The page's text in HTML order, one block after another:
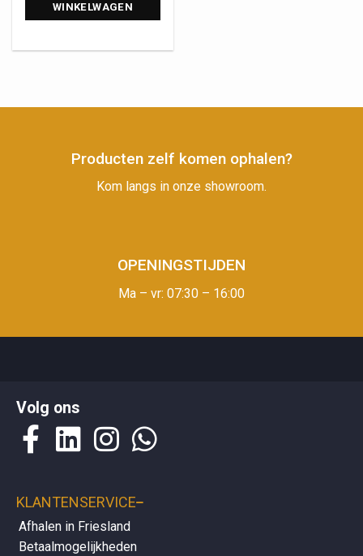
WINKELWAGEN
Producten zelf komen ophalen?
Kom langs in onze showroom.
OPENINGSTIJDEN
Ma – vr: 07:30 – 16:00
Op deklantenservicepagina
bezorgen
Volg ons
KLANTENSERVICE
Afhalen in Friesland
Betaalmogelijkheden